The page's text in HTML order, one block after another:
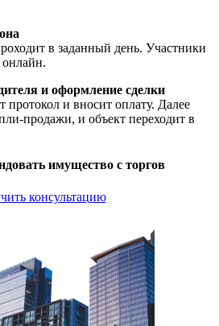
в заданный день. Участники
и оформление сделки
протокол и вносит оплату. Далее
продажи, и объект переходит в
имущество с торгов
консультацию